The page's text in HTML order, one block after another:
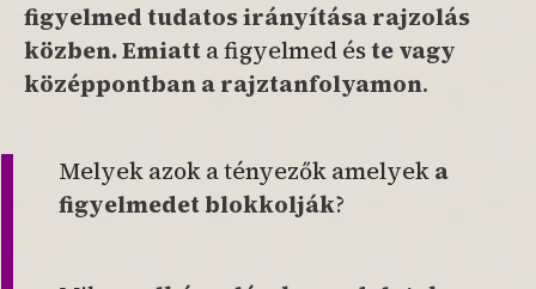
figyelmed tudatos irányítása rajzolás
közben.Emiatta figyelmed éste vagy
középpontban a rajztanfolyamon.
Melyek azok a tényezők amelyeka
figyelmedet blokkolják?